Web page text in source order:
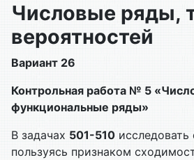
Числовые ряды,
вероятностей
Вариант 26
Контрольная работа № 5
функциональные ряды»
В задачах 501-510
пользуясь признаком